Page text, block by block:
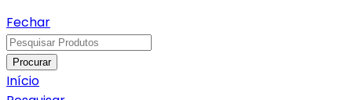
Fechar
Procurar
Início